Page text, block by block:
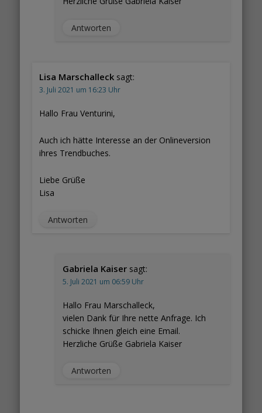
Antworten
Lisa Marschalleck sagt:
3. Juli 2021 um 16:23 Uhr
Hallo Frau Venturini,
Auch ich hätte Interesse an der Onlineversion
ihres Trendbuches.
Liebe Grüße
Lisa
Antworten
Gabriela Kaiser sagt:
5. Juli 2021 um 06:59 Uhr
Hallo Frau Marschalleck,
vielen Dank für Ihre nette Anfrage. Ich
schicke Ihnen gleich eine Email.
Herzliche Grüße Gabriela Kaiser
Antworten